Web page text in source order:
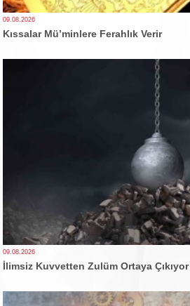
09.08.2026
Kıssalar Mü’minlere Ferahlık Verir
09.08.2026
İlimsiz Kuvvetten Zulüm Ortaya Çıkıyor